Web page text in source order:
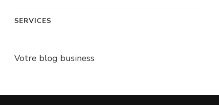
SERVICES
Votre blog business